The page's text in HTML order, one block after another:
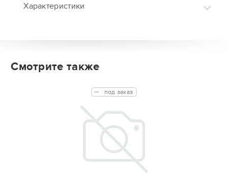
Характеристики
Смотрите также
под заказ